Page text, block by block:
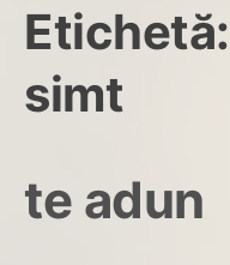
Etichetă:
simt
te adun